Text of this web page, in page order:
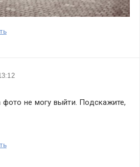
не могу выйти. Подскажите,